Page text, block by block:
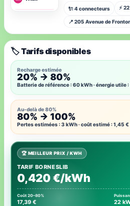
🔌 4 connecteurs ⚡
📍 205 Avenue de
🏷️ Tarifs disponibles
Recharge estimée
20% → 80%
Batterie de référence : 60 kWh · énergie utile
Au-delà de 80%
80% → 100%
Pertes estimées : 3 kWh · coût estimé : 1,45 €
🏆 MEILLEUR PRIX / KWH
TARIF BORNESLIB
0,420 €/kWh
Coût 20–80%
17,39 € 22